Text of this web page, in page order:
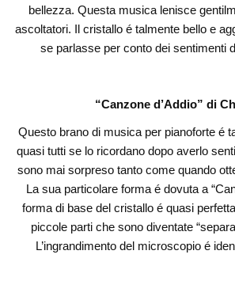
bellezza. Questa musica lenisce
ascoltatori. Il cristallo é talmente bello e
se parlasse per conto dei sentimenti
“Canzone d’Addio” di
Questo brano di musica per pianoforte é
quasi tutti se lo ricordano dopo averlo
sono mai sorpreso tanto come quando
La sua particolare forma é dovuta a
forma di base del cristallo é quasi
piccole parti che sono diventate
L’ingrandimento del microscopio é